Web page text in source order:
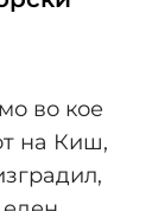
во кое
на Киш,